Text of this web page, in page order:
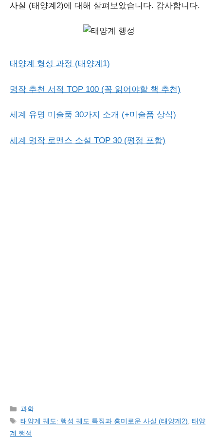
사실 (태양계2)에 대해 살펴보았습니다. 감사합니다.
태양계 형성 과정 (태양계1)
명작 추천 서적 TOP 100 (꼭 읽어야할 책 추천)
세계 유명 미술품 30가지 소개 (+미술품 상식)
세계 명작 로맨스 소설 TOP 30 (평점 포함)
Categories
과학
Tags
태양계 궤도: 행성 궤도 특징과 흥미로운 사실 (태양계2) ,태양
계 행성